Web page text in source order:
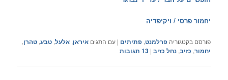
יחמור פרסי / ויקיפדיה
פורסם בקטגוריה פרלמנט,פתיתים |עם התגים איראן,אלעל,טבע,טהרן,
יחמור, כזיב,נחל כזיב |
13 תגובות